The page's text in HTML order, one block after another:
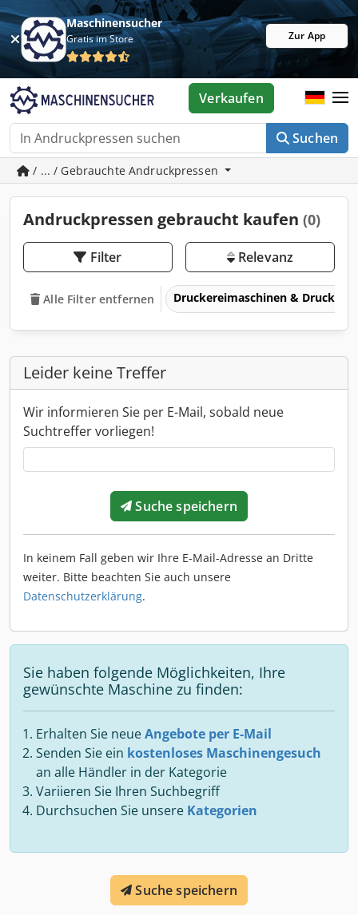
Maschinensucher
Gratis im Store Zur App
Suchen
Verkaufen
/ ... / Gebrauchte Andruckpressen
Andruckpressen gebraucht kaufen (0)
Filter Relevanz
Alle Filter entfernen Druckereimaschinen &
Leider keine Treffer
Wir informieren Sie per E-Mail, sobald neue
Suchtreffer vorliegen!
Suche speichern
In keinem Fall geben wir Ihre E-Mail-Adresse an Dritte
weiter. Bitte beachten Sie auch unsere
Datenschutzerklärung.
Sie haben folgende Möglichkeiten, Ihre
gewünschte Maschine zu finden:
Erhalten Sie neueAngebote per E-Mail
Senden Sie ein kostenloses Maschinengesuch
an alle Händler in der Kategorie
Variieren Sie Ihren Suchbegriff
Durchsuchen Sie unsere Kategorien
Suche speichern